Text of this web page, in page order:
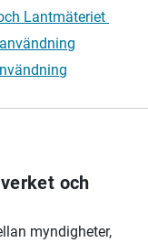
Lantmäteriet
och
myndigheter,